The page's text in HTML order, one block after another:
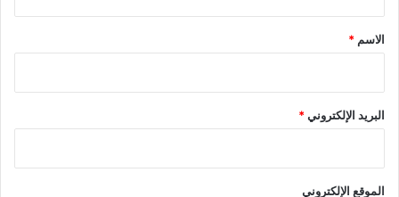
*
الاسم *
البريد الإلكتروني*
الموقع الإلكتروني